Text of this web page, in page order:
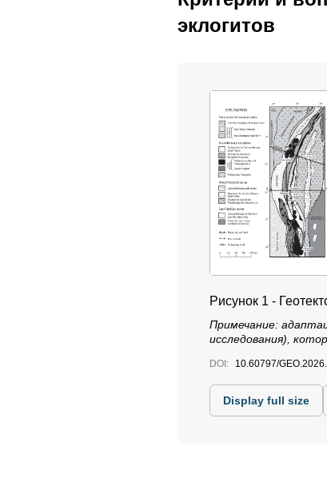
эклогитов
Рисунок 1 -
Примечание:
исследования),
DOI: 10.60797/
Display full size